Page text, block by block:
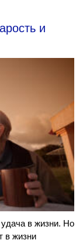
и
в жизни. Но
в жизни